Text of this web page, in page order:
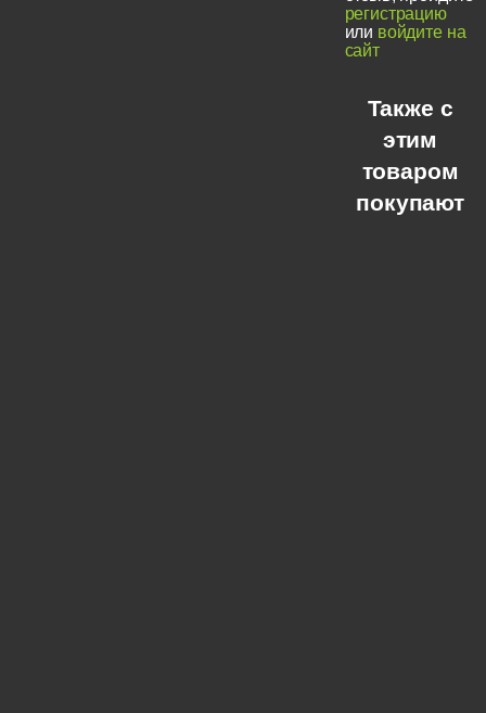
регистрацию
или войдите на
сайт
Также с
этим
товаром
покупают